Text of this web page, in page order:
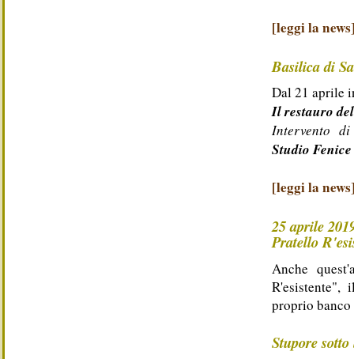
[leggi la
Basilica di
Dal 21 aprile
Il restauro
Intervento di
Studio
[leggi la
25 aprile
Pratello
Anche
proprio
Stupore